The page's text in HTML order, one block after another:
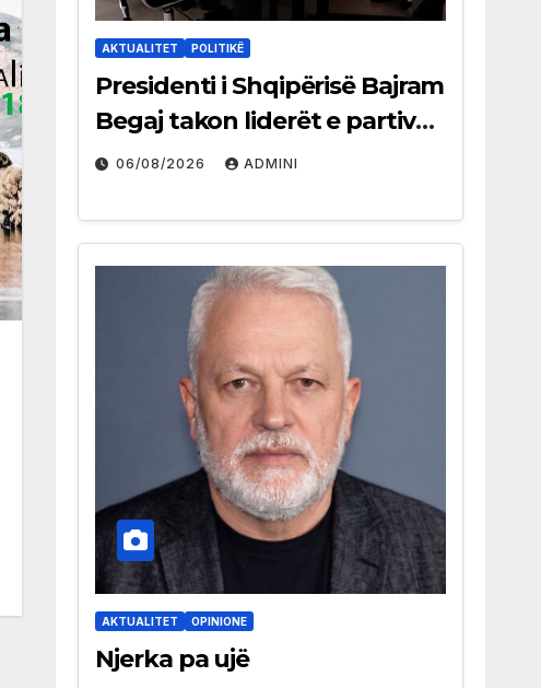
AKTUALITET POLITIKË
Presidenti i Shqipërisë Bajram
Begaj takon liderët e partive
shqiptare në Ulqin
06/08/2026 ADMINI
AKTUALITET OPINIONE
Njerka pa ujë